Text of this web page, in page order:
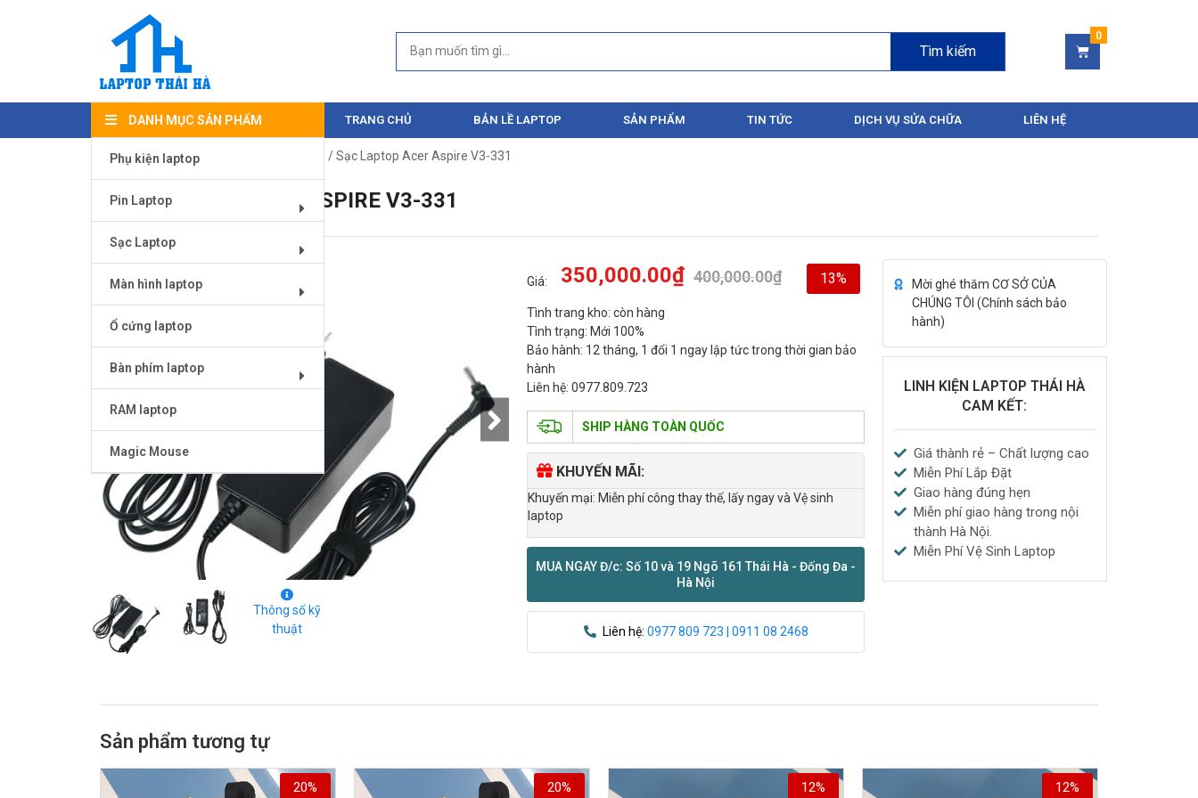
Tìm kiếm
DANH MỤC SẢN PHẨM
Phụ kiện laptop
Pin Laptop
Sạc Laptop
Màn hình laptop
Ổ cứng laptop
Bàn phím laptop
RAM laptop
Magic Mouse
TRANG CHỦ BẢN LỀ LAPTOP SẢN PHẨM TIN TỨC DỊCH VỤ SỬA CHỮA LIÊN HỆ
Trang chủ/Sạc Laptop / Sạc Laptop Acer Aspire V3-331
SẠC LAPTOP ACER ASPIRE V3-331
Thông số kỹ
thuật
Giá: 400,000.00₫
350,000.00₫ 13%
Tình trang kho: còn hàng
Tình trạng: Mới 100%
Bảo hành: 12 tháng, 1 đổi 1 ngay lập tức trong thời gian bảo
hành
Liên hệ: 0977.809.723
SHIP HÀNG TOÀN QUỐC
KHUYẾN MÃI:
Khuyến mại: Miễn phí công thay thế, lấy ngay và Vệ sinh
laptop
MUA NGAY Đ/c: Số 10 và 19 Ngõ 161 Thái Hà - Đống Đa -
Hà Nội
Liên hệ:0977 809 723 | 0911 08 2468
Mời ghé thăm CƠ SỞ CỦA
CHÚNG TÔI (Chính sách bảo
hành)
LINH KIỆN LAPTOP THÁI HÀ
CAM KẾT:
Giá thành rẻ – Chất lượng cao
Miễn Phí Lắp Đặt
Giao hàng đúng hẹn
Miễn phí giao hàng trong nội
thành Hà Nội.
Miễn Phí Vệ Sinh Laptop
Sản phẩm tương tự
20% 20% 12% 12%